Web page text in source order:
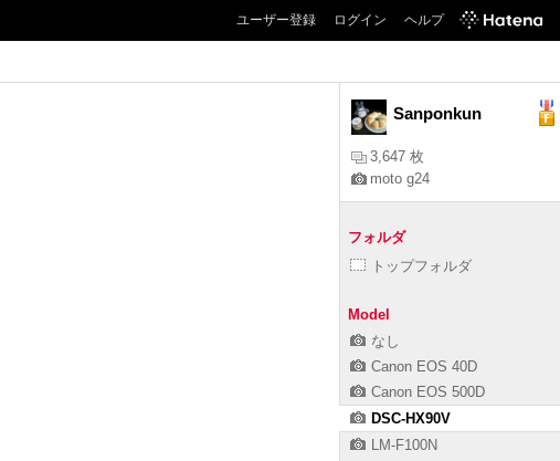
ユーザー登録 ログイン ヘルプ
Sanponkun
3,647 枚
moto g24
フォルダ
トップフォルダ
Model
なし
Canon EOS 40D
Canon EOS 500D
DSC-HX90V
LM-F100N